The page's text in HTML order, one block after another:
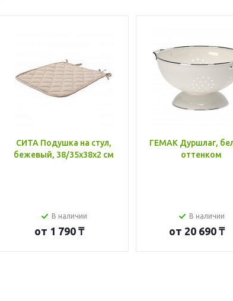
СИТА Подушка на стул,
бежевый, 38/35x38x2 см
В наличии
от 1 790 ₸
ГЕМАК Дуршлаг,
оттенком
В наличии
от 20 690 ₸